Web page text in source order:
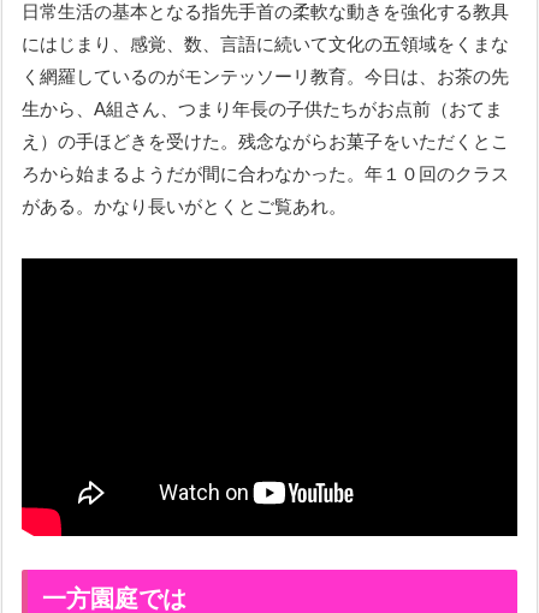
日常生活の基本となる指先手首の柔軟な動きを強化する教具
にはじまり、感覚、数、言語に続いて文化の五領域をくまな
く網羅しているのがモンテッソーリ教育。今日は、お茶の先
生から、A組さん、つまり年長の子供たちがお点前（おてま
え）の手ほどきを受けた。残念ながらお菓子をいただくとこ
ろから始まるようだが間に合わなかった。年１０回のクラス
がある。かなり長いがとくとご覧あれ。
一方園庭では